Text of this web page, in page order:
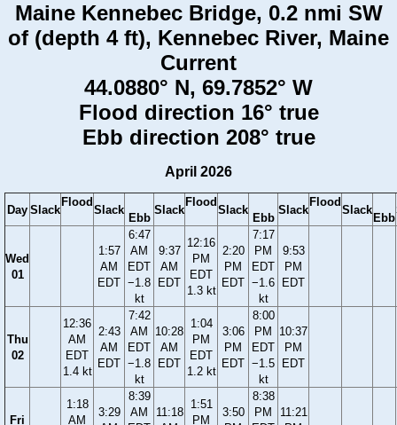
Maine Kennebec Bridge, 0.2 nmi SW
of (depth 4 ft), Kennebec River, Maine
Current
44.0880° N, 69.7852° W
Flood direction 16° true
Ebb direction 208° true
April 2026
Day Slack
Flood
Slack
Ebb
Slack
Flood
Slack
Ebb
Slack
Flood
Slack
Ebb
Wed
01
1:57
AM
EDT
6:47
AM
EDT
−1.8
kt
9:37
AM
EDT
12:16
PM
EDT
1.3 kt
2:20
PM
EDT
7:17
PM
EDT
−1.6
kt
9:53
PM
EDT
Thu
02
12:36
AM
EDT
1.4 kt
2:43
AM
EDT
7:42
AM
EDT
−1.8
kt
10:28
AM
EDT
1:04
PM
EDT
1.2 kt
3:06
PM
EDT
8:00
PM
EDT
−1.5
kt
10:37
PM
EDT
Fri
1:18
AM
3:29
8:39
AM
11:18
1:51
PM
3:50
8:38
PM
11:21